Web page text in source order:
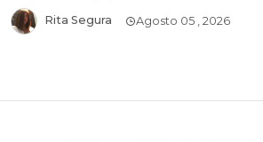
Rita Segura Agosto 05 , 2026